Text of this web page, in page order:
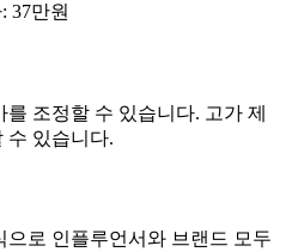
: 37만원
를 조정할 수 있습니다. 고가 제
수 있습니다.
로 인플루언서와 브랜드 모두